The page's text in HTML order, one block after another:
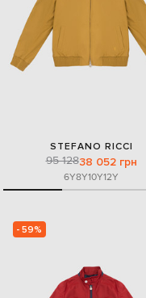
STEFANO RICCI
95 12838 052 грн
6Y8Y10Y12Y
- 59%